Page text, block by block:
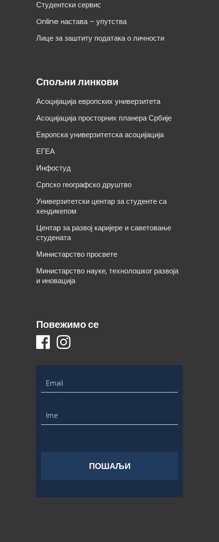
Студентски сервис
Online настава – упутства
Лице за заштиту података о личности
Спољни линкови
Асоцијација европских универзитета
Асоцијација просторних планера Србије
Европска универзитетска асоцијација
ЕГЕА
Инфостуд
Српско географско друштво
Универзитетски центар за студенте са
хендикепом
Центар за развој каријере и саветовање
студената
Министарство просвете
Министарство науке, технолошког развоја
и иновација
Повежимо се